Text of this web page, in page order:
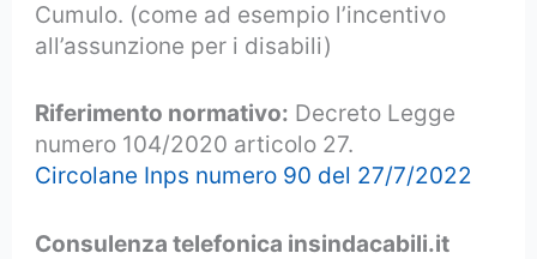
Cumulo. (come ad esempio l’incentivo
all’assunzione per i disabili)
Riferimento normativo: Decreto Legge
numero 104/2020 articolo 27.
Circolane Inps numero 90 del 27/7/2022
Consulenza telefonica insindacabili.it